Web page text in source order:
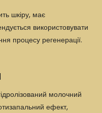
шкіру, має
використовувати
процесу регенерації.
молочний
ефект,